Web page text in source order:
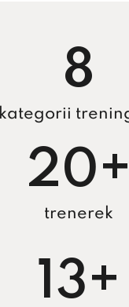
8
kategorii
20+
trenerek
13+